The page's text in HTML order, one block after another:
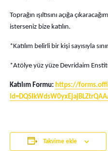
Toprağın ışıltısını açığa
isterseniz bize katılın.
*Katılım belirli bir kişi sayısıyla
*Atölye yüz yüze Devridaim
Katılım Formu: https://
Takvime ekle